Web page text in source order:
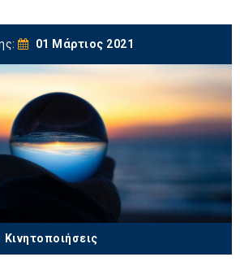
01 Μάρτιος 2021
Κινητοποιήσεις